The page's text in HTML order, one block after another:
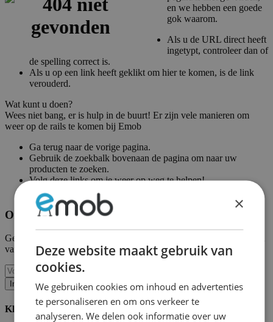
en we hebben een goede
gok waarom.
Als u de URL direct heeft
ingetypt, controleer dan of
de spelling correct is.
Als u op een link heeft geklikt om hier te komen, is de link
verouderd.
Wat kunt u doen?
Wees niet bang, er is hulp in de buurt! Er zijn vele manieren om
weer op de rails te komen bij Emob
Ga terug naar de vorige pagina.
Gebruik de zoekbalk bovenaan de pagina om naar uw
producten te zoeken.
Volg deze links om je weer op weg te helpen!
Emob homepagina
Ontvang onze nieuwe collecties en promoties.
Geef ons uw e-mail en u wordt maandelijks op de hoogte gehouden
van de laatste gebeurtenissen.
Inschrijven
Klantenservice
×
Deze website maakt gebruik van
cookies.
We gebruiken cookies om inhoud en advertenties
te personaliseren en om ons verkeer te
analyseren. We delen ook informatie over uw